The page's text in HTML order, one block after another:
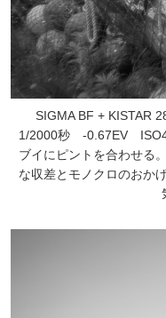
SIGMA BF +
1/2000秒 -0.67EV
ブイにピントを合わせる
な収差とモノクロのおか